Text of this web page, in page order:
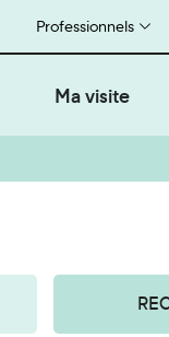
Professionnels
Ma visite